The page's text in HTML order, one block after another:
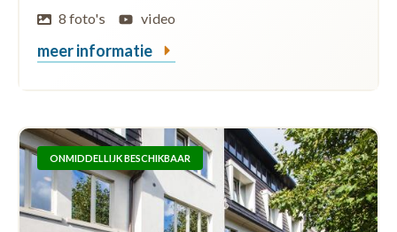
8 foto's
video
meer informatie
ONMIDDELLIJK BESCHIKBAAR